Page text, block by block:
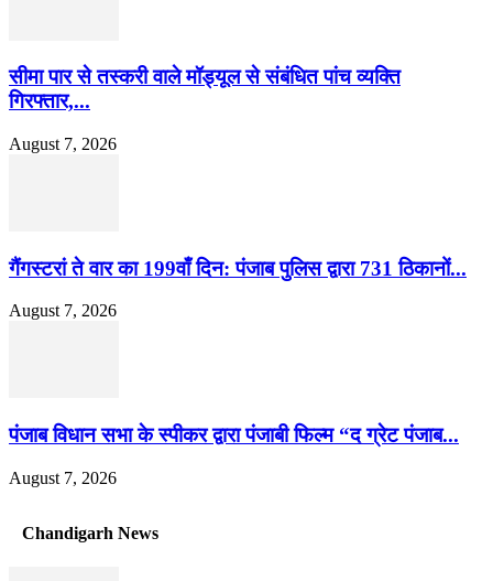
सीमा पार से तस्करी वाले मॉड्यूल से संबंधित पांच व्यक्ति
गिरफ्तार,...
August 7, 2026
गैंगस्टरां ते वार का 199वाँ दिन: पंजाब पुलिस द्वारा 731 ठिकानों...
August 7, 2026
पंजाब विधान सभा के स्पीकर द्वारा पंजाबी फिल्म “द ग्रेट पंजाब...
August 7, 2026
Chandigarh News